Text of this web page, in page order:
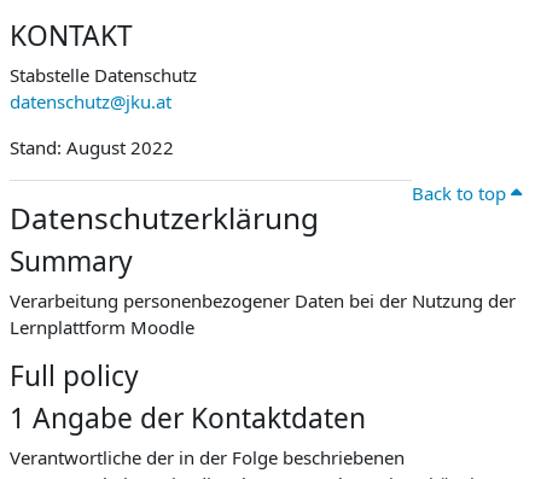
KONTAKT
Stabstelle Datenschutz
datenschutz@jku.at
Stand: August 2022
Back to top
Datenschutzerklärung
Summary
Verarbeitung personenbezogener Daten bei der Nutzung der
Lernplattform Moodle
Full policy
1 Angabe der Kontaktdaten
Verantwortliche der in der Folge beschriebenen